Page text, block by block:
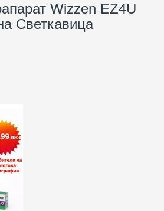
Wizzen EZ4U
Светкавица